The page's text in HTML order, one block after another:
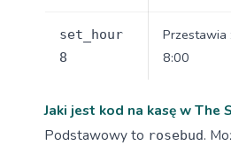
set_hour
8
Przestawia
8:00
Jaki jest kod na kasę w The
Podstawowy to rosebud.